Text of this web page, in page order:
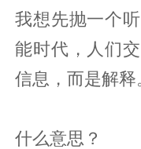
我想先抛一个
能时代，人们
信息，而是解释
什么意思？